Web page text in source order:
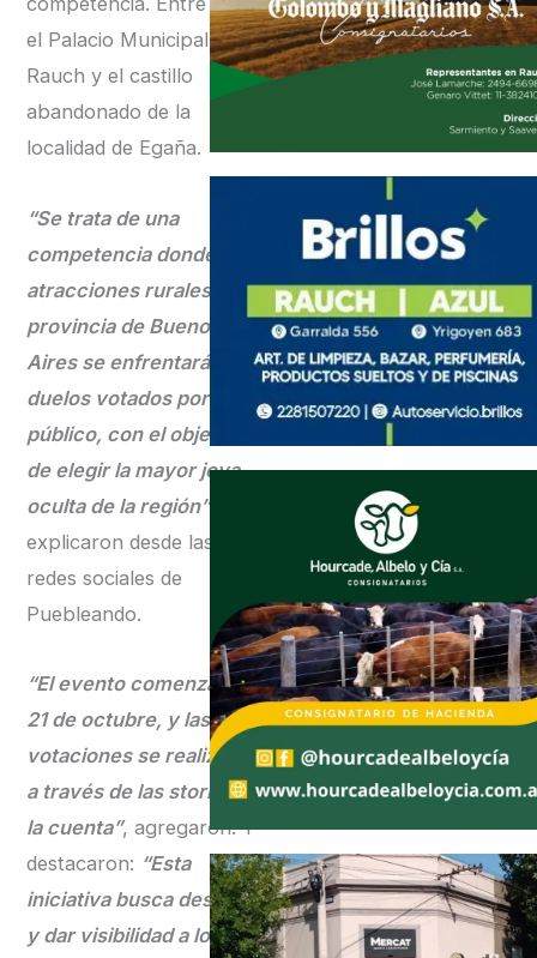
el Palacio Municipal de
Rauch y el castillo
abandonado de la
localidad de Egaña.
“Se trata de una
competencia donde 64
atracciones rurales de la
provincia de Buenos
Aires se enfrentarán en
duelos votados por el
público, con el objetivo
de elegir la mayor joya
oculta de la región”
explicaron desde las
redes sociales de
Puebleando.
“El evento comenzará el
21 de octubre, y las
votaciones se realizarán
a través de las stories de
la cuenta”, agregaron. Y
destacaron: “Esta
iniciativa busca destacar
y dar visibilidad a los